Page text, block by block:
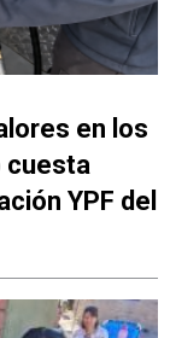
en los
cuesta
YPF del